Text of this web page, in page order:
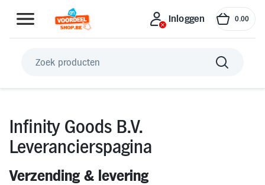
Inloggen
Koele zomer Betersport
Wonen, koken en huishouden
Inloggen 0.00
Infinity Goods B.V.
Leverancierspagina
Verzending & levering